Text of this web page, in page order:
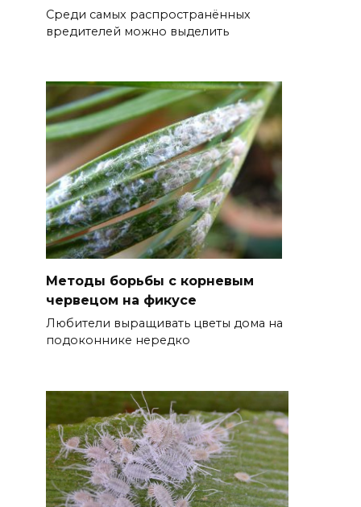
Среди самых распространённых
вредителей можно выделить
Методы борьбы с корневым
червецом на фикусе
Любители выращивать цветы дома на
подоконнике нередко